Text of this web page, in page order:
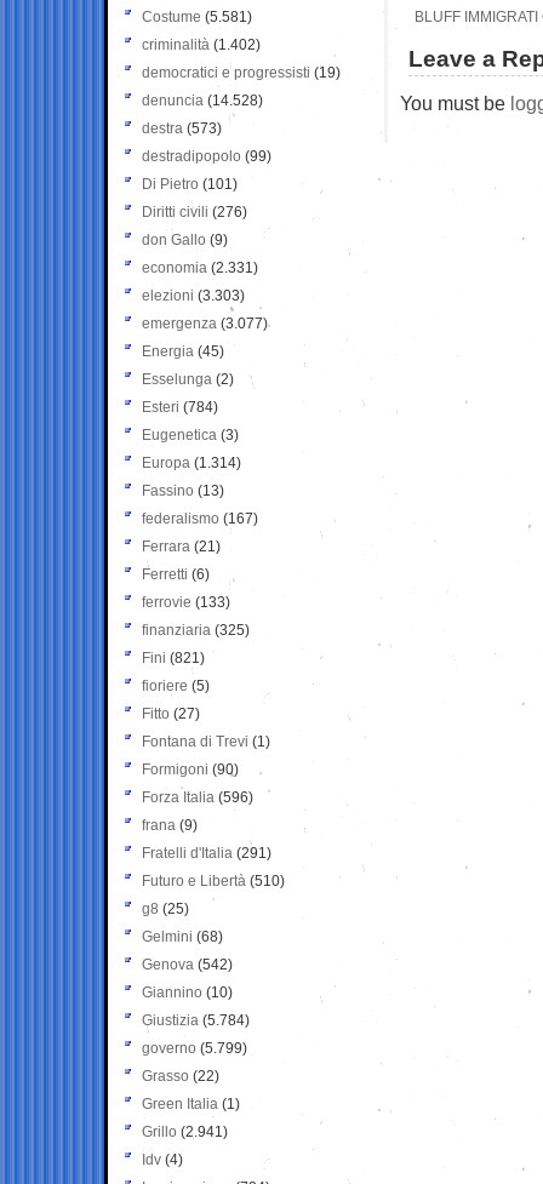
BLUFF
Leave a
You must be
Costume (5.581)
criminalità (1.402)
democratici e progressisti (19)
denuncia (14.528)
destra (573)
destradipopolo (99)
Di Pietro (101)
Diritti civili (276)
don Gallo (9)
economia (2.331)
elezioni (3.303)
emergenza (3.077)
Energia (45)
Esselunga (2)
Esteri (784)
Eugenetica (3)
Europa (1.314)
Fassino (13)
federalismo (167)
Ferrara (21)
Ferretti (6)
ferrovie (133)
finanziaria (325)
Fini (821)
fioriere (5)
Fitto (27)
Fontana di Trevi (1)
Formigoni (90)
Forza Italia (596)
frana (9)
Fratelli d'Italia (291)
Futuro e Libertà (510)
g8 (25)
Gelmini (68)
Genova (542)
Giannino (10)
Giustizia (5.784)
governo (5.799)
Grasso (22)
Green Italia (1)
Grillo (2.941)
Idv (4)